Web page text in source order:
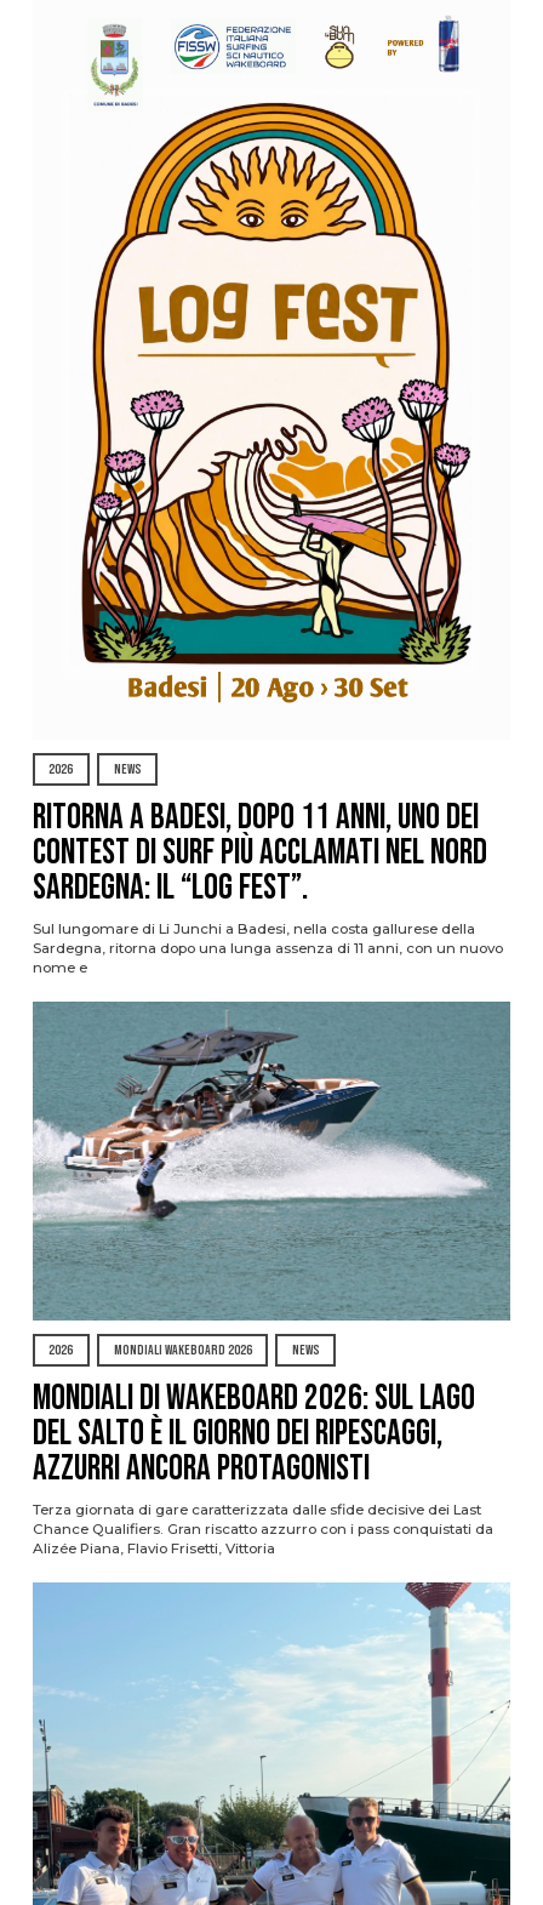
2026 NEWS
Ritorna a Badesi, dopo 11 anni, uno dei
contest di surf più acclamati nel nord
Sardegna: il “Log Fest”.
Sul lungomare di Li Junchi a Badesi, nella costa gallurese della
Sardegna, ritorna dopo una lunga assenza di 11 anni, con un nuovo
nome e
2026 MONDIALI WAKEBOARD 2026 NEWS
Mondiali di Wakeboard 2026: sul Lago
del Salto è il giorno dei ripescaggi,
azzurri ancora protagonisti
Terza giornata di gare caratterizzata dalle sfide decisive dei Last
Chance Qualifiers. Gran riscatto azzurro con i pass conquistati da
Alizée Piana, Flavio Frisetti, Vittoria